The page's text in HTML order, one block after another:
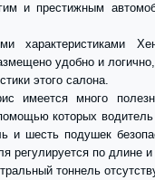
и престижным
характеристиками
удобно и
этого салона.
имеется много
которых
и шесть подушек
регулируется по длине
тоннель